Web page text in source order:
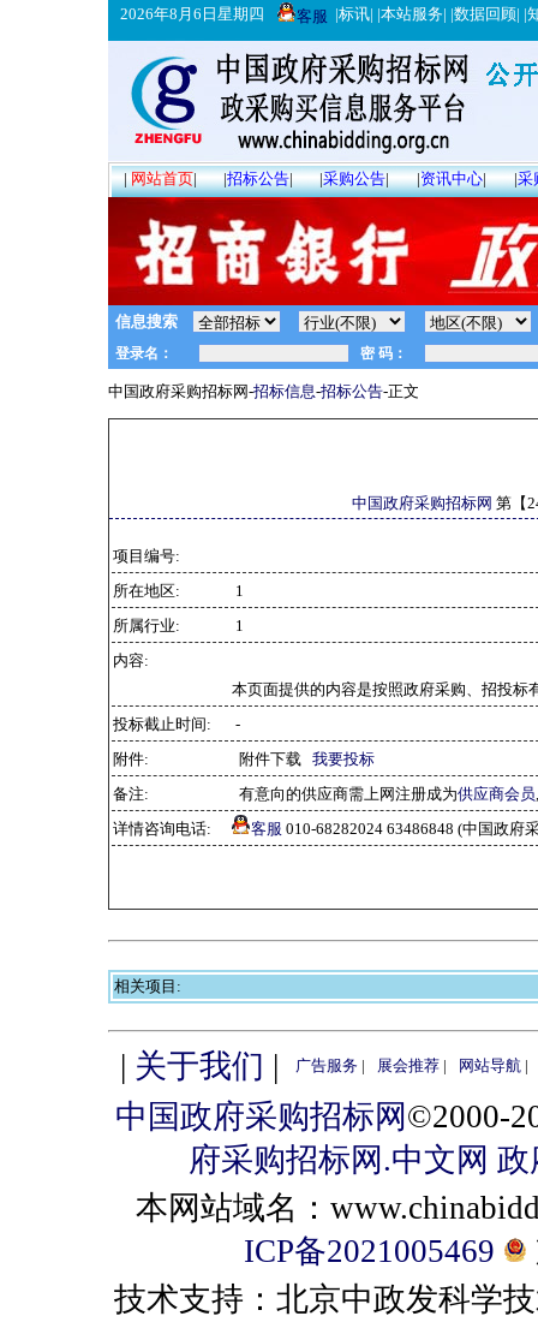
2026年8月6日星期四 客服 |标讯| |本站服务| |数据回顾| |
|网站首页| |招标公告| |采购公告| |资讯中心| |采
信息搜索
中国政府采购招标网-招标信息-招标公告-正文
中国政府采购招标网 第【
项目编号:
所在地区:
1
所属行业:
1
内容:
本页面提供的内容是按照政府采购、招投标
投标截止时间:
-
附件:
附件下载 我要投标
备注:
有意向的供应商需上网注册成为供应商会员
详情咨询电话:
客服 010-68282024 63486848 (中国政府
相关项目:
| 关于我们 | 广告服务 | 展会推荐 | 网站导航 |
中国政府采购招标网©2000-
府采购招标网.中文网 政
本网站域名：
ICP备2021005469
技术支持：北京中政发科学